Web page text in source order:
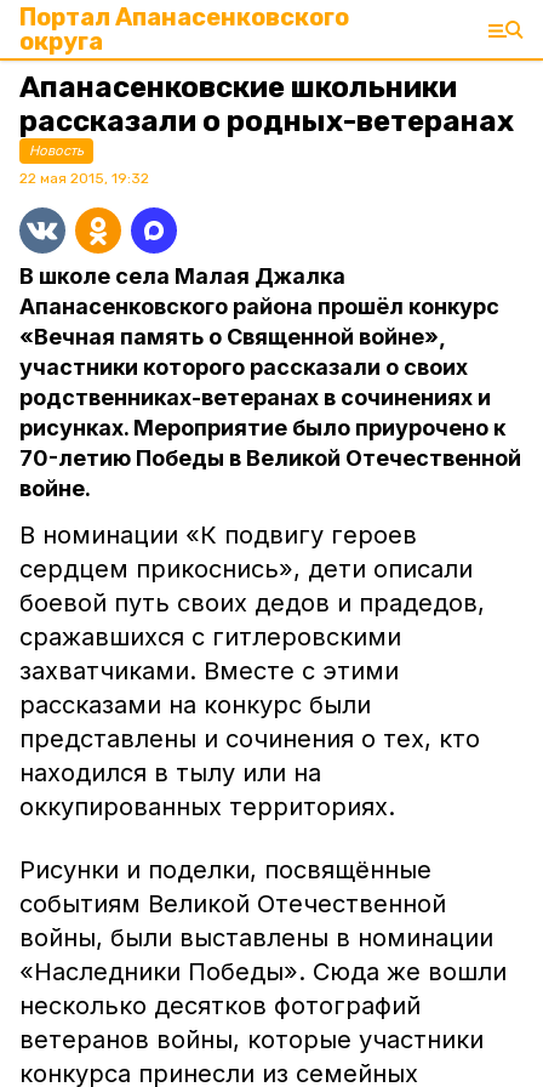
Портал Апанасенковского
округа
Апанасенковские школьники
рассказали о родных-ветеранах
Новость
22 мая 2015, 19:32
В школе села Малая Джалка
Апанасенковского района прошёл конкурс
«Вечная память о Священной войне»,
участники которого рассказали о своих
родственниках-ветеранах в сочинениях и
рисунках. Мероприятие было приурочено к
70-летию Победы в Великой Отечественной
войне.
В номинации «К подвигу героев
сердцем прикоснись», дети описали
боевой путь своих дедов и прадедов,
сражавшихся с гитлеровскими
захватчиками. Вместе с этими
рассказами на конкурс были
представлены и сочинения о тех, кто
находился в тылу или на
оккупированных территориях.
Рисунки и поделки, посвящённые
событиям Великой Отечественной
войны, были выставлены в номинации
«Наследники Победы». Сюда же вошли
несколько десятков фотографий
ветеранов войны, которые участники
конкурса принесли из семейных